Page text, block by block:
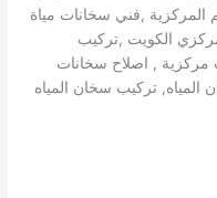
المركزية ,فني سخانات مياة
الكويت ,تركيب
مركزية , اصلاح سخانات
المياه, تركيب سخان المياه